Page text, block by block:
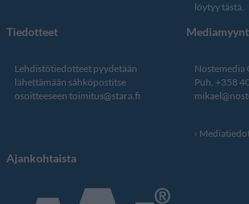
löytyy tästä.
Tiedotteet
Lehdistötiedotteet pyydetään
lähettämään sähköpostitse
osoitteeseen toimitus@stara.fi
Nostemedia
Puh. +358
Ajankohtaista